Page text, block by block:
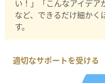
い！」「こんなアイデア
など、できるだけ細かく
す。
適切なサポートを受ける